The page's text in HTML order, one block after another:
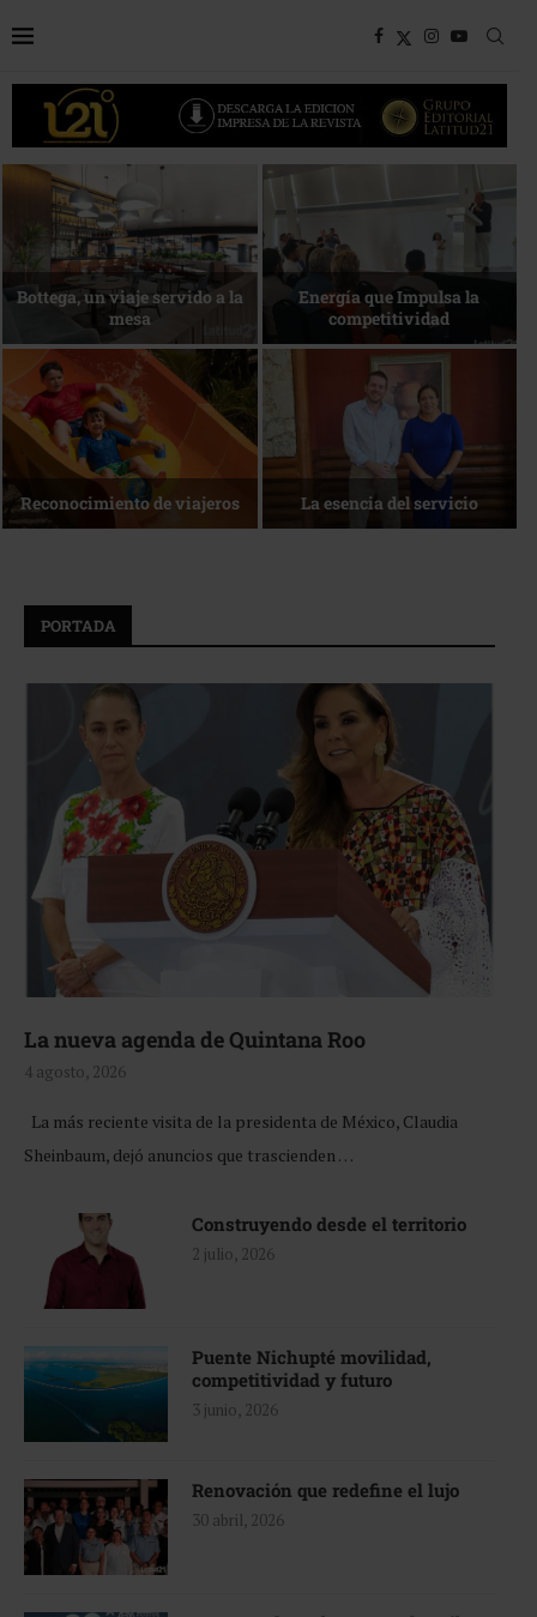
que Impulsa la
competitividad
del servicio
Desarrollo en disputa… ¿Hasta
dónde crecer?
La nueva agenda de Quintana
Roo
PORTADA
La nueva agenda de Quintana Roo
4 agosto, 2026
La más reciente visita de la presidenta de México, Claudia
Sheinbaum, dejó anuncios que trascienden …
Construyendo desde el territorio
2 julio, 2026
Puente Nichupté movilidad,
competitividad y futuro
3 junio, 2026
Renovación que redefine el lujo
30 abril, 2026